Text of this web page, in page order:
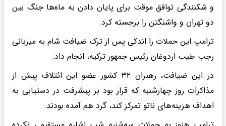
و شکنندگی توافق موقت برای پایان دادن به ماه‌ها جنگ بین
دو تهران و واشنگتن را برجسته کرد.
ترامپ این حملات را اندکی پس از ترک ضیافت شام به میزبانی
رجب طیب اردوغان رئیس جمهور ترکیه، انجام داد.
در این ضیافت، رهبران ۳۲ کشور عضو این ائتلاف پیش از
مذاکرات روز چهارشنبه که قرار بود بر پیشرفت در دستیابی به
اهداف هزینه‌های ناتو تمرکز کند، گرد هم آمده بودند.